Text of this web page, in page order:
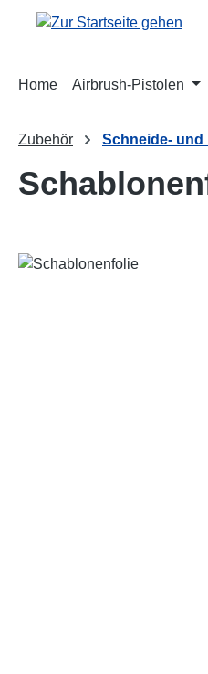
Hauptinhalt springen
Zur Suche springen
Zur Hauptnavigation
Home Airbrush-Pistolen
Zubehör Schneide- und
Bildergalerie überspringen